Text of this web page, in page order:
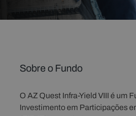
Sobre o Fundo
O AZ Quest Infra-Yield VIII é um
Investimento em Participações